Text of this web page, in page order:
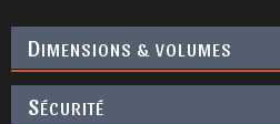
DIMENSIONS & VOLUMES
SÉCURITÉ